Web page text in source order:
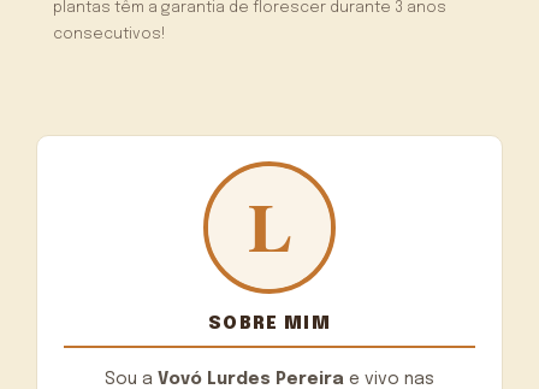
plantas têm a garantia de florescer durante 3 anos
consecutivos!
SOBRE MIM
Sou a Vovó Lurdes Pereira e vivo nas